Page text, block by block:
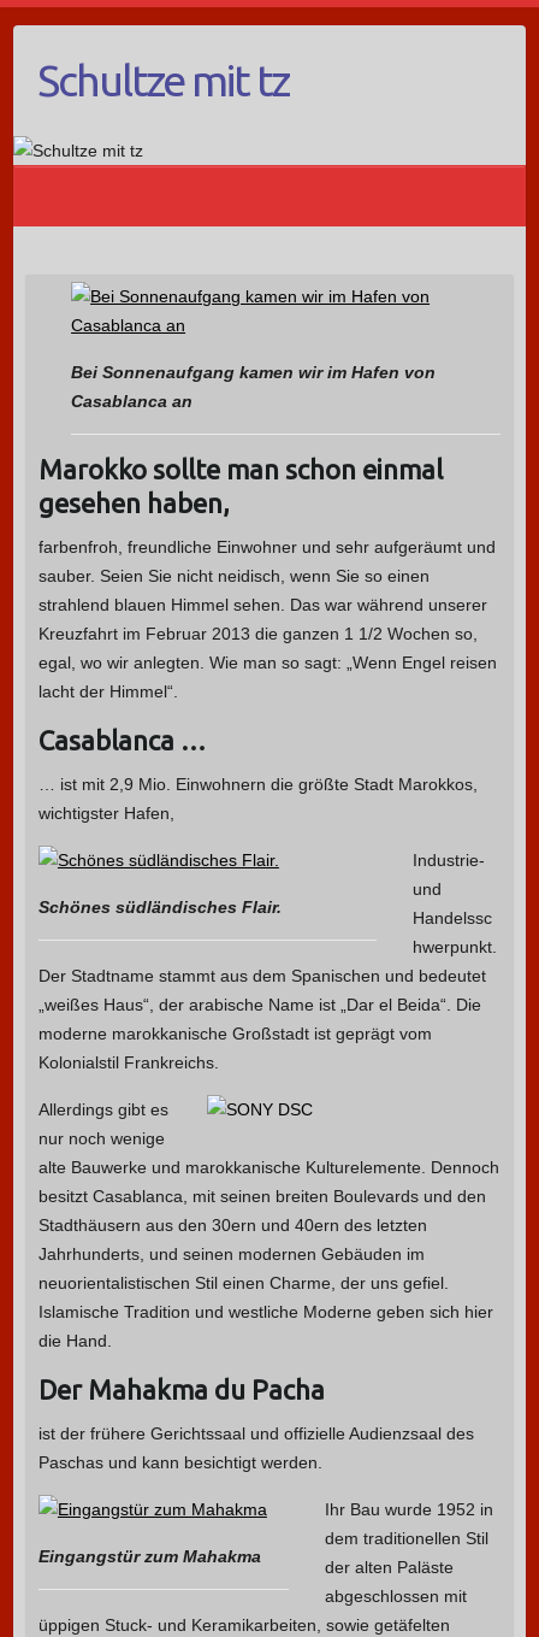
Schultze mit tz
Bei Sonnenaufgang kamen wir im Hafen von
Casablanca an
Marokko sollte man schon einmal
gesehen haben,
farbenfroh, freundliche Einwohner und sehr aufgeräumt und
sauber. Seien Sie nicht neidisch, wenn Sie so einen
strahlend blauen Himmel sehen. Das war während unserer
Kreuzfahrt im Februar 2013 die ganzen 1 1/2 Wochen so,
egal, wo wir anlegten. Wie man so sagt: „Wenn Engel reisen
lacht der Himmel“.
Casablanca …
… ist mit 2,9 Mio. Einwohnern die größte Stadt Marokkos,
wichtigster Hafen,
Schönes südländisches Flair.
Industrie-
und
Handelssc
hwerpunkt.
Der Stadtname stammt aus dem Spanischen und bedeutet
„weißes Haus“, der arabische Name ist „Dar el Beida“. Die
moderne marokkanische Großstadt ist geprägt vom
Kolonialstil Frankreichs.
Allerdings gibt es
nur noch wenige
alte Bauwerke und marokkanische Kulturelemente. Dennoch
besitzt Casablanca, mit seinen breiten Boulevards und den
Stadthäusern aus den 30ern und 40ern des letzten
Jahrhunderts, und seinen modernen Gebäuden im
neuorientalistischen Stil einen Charme, der uns gefiel.
Islamische Tradition und westliche Moderne geben sich hier
die Hand.
Der Mahakma du Pacha
ist der frühere Gerichtssaal und offizielle Audienzsaal des
Paschas und kann besichtigt werden.
Eingangstür zum Mahakma
Ihr Bau wurde 1952 in
dem traditionellen Stil
der alten Paläste
abgeschlossen mit
üppigen Stuck- und Keramikarbeiten, sowie getäfelten